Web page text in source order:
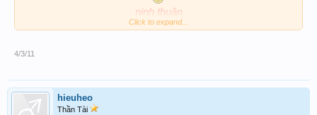
ninh thuận
79
Click to expand...
4/3/11
hieuheo
Thần Tài